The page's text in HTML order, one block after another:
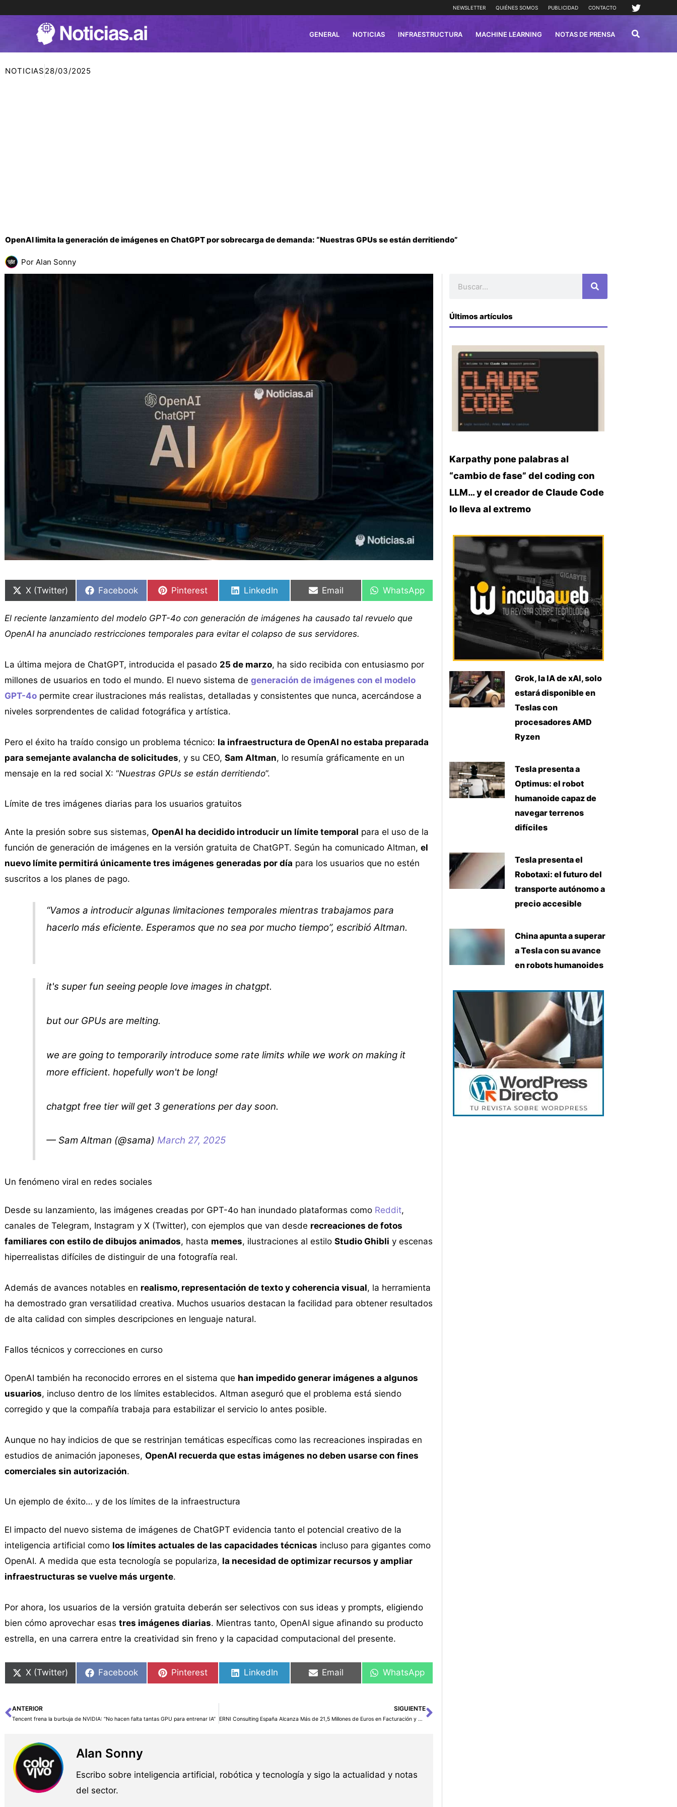
NEWSLETTER QUIÉNES SOMOS PUBLICIDAD CONTACTO
GENERAL NOTICIAS INFRAESTRUCTURA MACHINE LEARNING NOTAS DE PRENSA
NOTICIAS 28/03/2025
OpenAI limita la generación de imágenes en ChatGPT por sobrecarga de demanda: “Nuestras GPUs se están derritiendo”
Por Alan Sonny
en
X (Twitter)
en
Facebook
en
Pinterest
en
LinkedIn
en
Email
en
WhatsApp
El reciente lanzamiento del modelo GPT-4o con generación de imágenes ha causado tal revuelo que
OpenAI ha anunciado restricciones temporales para evitar el colapso de sus servidores.
La última mejora de ChatGPT, introducida el pasado 25 de marzo, ha sido recibida con entusiasmo por
millones de usuarios en todo el mundo. El nuevo sistema de generación de imágenes con el modelo
GPT-4opermite crear ilustraciones más realistas, detalladas y consistentes que nunca, acercándose a
niveles sorprendentes de calidad fotográfica y artística.
Pero el éxito ha traído consigo un problema técnico: la infraestructura de OpenAI no estaba preparada
para semejante avalancha de solicitudes, y su CEO, Sam Altman, lo resumía gráficamente en un
mensaje en la red social X: “Nuestras GPUs se están derritiendo”.
Límite de tres imágenes diarias para los usuarios gratuitos
Ante la presión sobre sus sistemas, OpenAI ha decidido introducir un límite temporal para el uso de la
función de generación de imágenes en la versión gratuita de ChatGPT. Según ha comunicado Altman, el
nuevo límite permitirá únicamente tres imágenes generadas por día para los usuarios que no estén
suscritos a los planes de pago.
“Vamos a introducir algunas limitaciones temporales mientras trabajamos para
hacerlo más eficiente. Esperamos que no sea por mucho tiempo”, escribió Altman.
it's super fun seeing people love images in chatgpt.
but our GPUs are melting.
we are going to temporarily introduce some rate limits while we work on making it
more efficient. hopefully won't be long!
chatgpt free tier will get 3 generations per day soon.
— Sam Altman (@sama) March 27, 2025
Un fenómeno viral en redes sociales
Desde su lanzamiento, las imágenes creadas por GPT-4o han inundado plataformas como Reddit,
canales de Telegram, Instagram y X (Twitter), con ejemplos que van desde recreaciones de fotos
familiares con estilo de dibujos animados, hasta memes, ilustraciones al estilo Studio Ghibli y escenas
hiperrealistas difíciles de distinguir de una fotografía real.
Además de avances notables en realismo, representación de texto y coherencia visual, la herramienta
ha demostrado gran versatilidad creativa. Muchos usuarios destacan la facilidad para obtener resultados
de alta calidad con simples descripciones en lenguaje natural.
Fallos técnicos y correcciones en curso
OpenAI también ha reconocido errores en el sistema que han impedido generar imágenes a algunos
usuarios, incluso dentro de los límites establecidos. Altman aseguró que el problema está siendo
corregido y que la compañía trabaja para estabilizar el servicio lo antes posible.
Aunque no hay indicios de que se restrinjan temáticas específicas como las recreaciones inspiradas en
estudios de animación japoneses, OpenAI recuerda que estas imágenes no deben usarse con fines
comerciales sin autorización.
Un ejemplo de éxito… y de los límites de la infraestructura
El impacto del nuevo sistema de imágenes de ChatGPT evidencia tanto el potencial creativo de la
inteligencia artificial como los límites actuales de las capacidades técnicas incluso para gigantes como
OpenAI. A medida que esta tecnología se populariza, la necesidad de optimizar recursos y ampliar
infraestructuras se vuelve más urgente.
Por ahora, los usuarios de la versión gratuita deberán ser selectivos con sus ideas y prompts, eligiendo
bien cómo aprovechar esas tres imágenes diarias. Mientras tanto, OpenAI sigue afinando su producto
estrella, en una carrera entre la creatividad sin freno y la capacidad computacional del presente.
en
X (Twitter)
en
Facebook
en
Pinterest
en
LinkedIn
en
Email
en
WhatsApp
Ant
ANTERIOR
Tencent frena la burbuja de NVIDIA: “No hacen falta tantas GPU para entrenar IA”
SIGUIENTE
ERNI Consulting España Alcanza Más de 21,5 Millones de Euros en Facturación y Prevé un Crecimiento del 10% para 2025 Siguiente
Alan Sonny
Escribo sobre inteligencia artificial, robótica y tecnología y sigo la actualidad y notas
del sector.
Últimos artículos
Karpathy pone palabras al
“cambio de fase” del coding con
LLM… y el creador de Claude Code
lo lleva al extremo
Grok, la IA de xAI, solo
estará disponible en
Teslas con
procesadores AMD
Ryzen
Tesla presenta a
Optimus: el robot
humanoide capaz de
navegar terrenos
difíciles
Tesla presenta el
Robotaxi: el futuro del
transporte autónomo a
precio accesible
China apunta a superar
a Tesla con su avance
en robots humanoides